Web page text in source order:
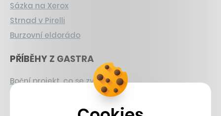
Sázka na Xerox
Strnad v Pirelli
Burzovní eldorádo
PŘÍBĚHY Z GASTRA
Boční projekt, co se zvrtnul
Francouzský šéfkuchař na Šumavě
Dva golfisti, co pečou